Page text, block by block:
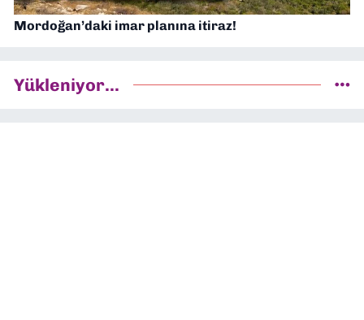
Mordoğan’daki imar planına itiraz!
Yükleniyor...